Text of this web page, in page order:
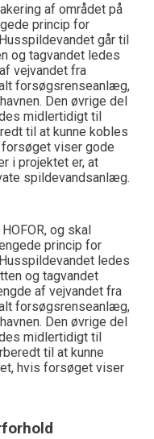
af området på
princip for
går til
og tagvandet ledes
vejvandet fra
forsøgsrenseanlæg,
Den øvrige del
midlertidigt til
til at kunne kobles
viser gode
i projektet er, at
spildevandsanlæg.
og skal
princip for
ledes
og tagvandet
af vejvandet fra
forsøgsrenseanlæg,
Den øvrige del
midlertidigt til
til at kunne
hvis forsøget viser